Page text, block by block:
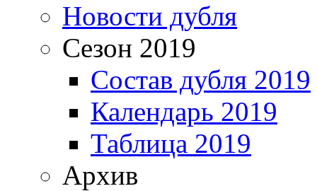
Новости дубля
Сезон 2019
Состав дубля 2019
Календарь 2019
Таблица 2019
Архив